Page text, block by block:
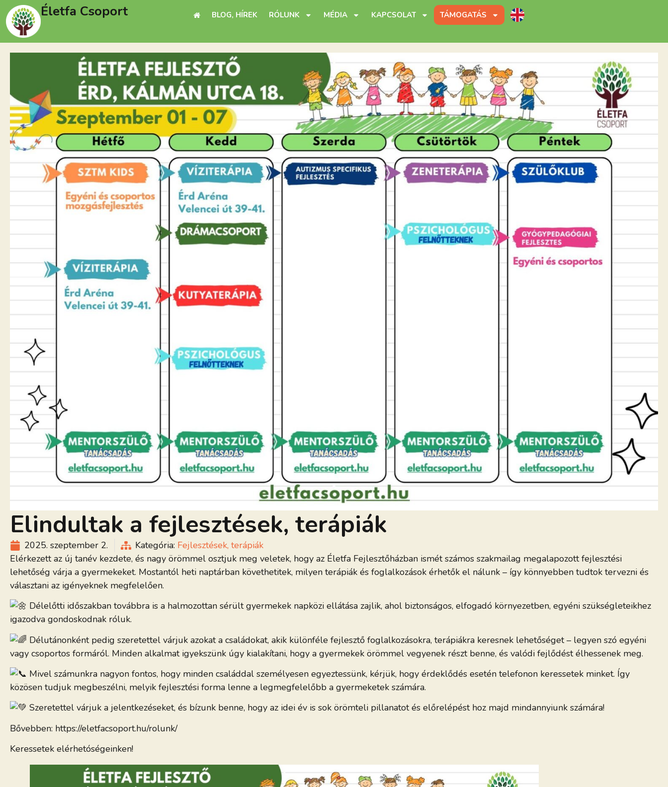
Életfa Csoport BLOG, HÍREK RÓLUNK MÉDIA KAPCSOLAT TÁMOGATÁS
Elindultak a fejlesztések, terápiák
2025. szeptember 2. Kategória: Fejlesztések, terápiák
Elérkezett az új tanév kezdete, és nagy örömmel osztjuk meg veletek, hogy az Életfa Fejlesztőházban ismét számos szakmailag megalapozott fejlesztési
lehetőség várja a gyermekeket. Mostantól heti naptárban követhetitek, milyen terápiák és foglalkozások érhetők el nálunk – így könnyebben tudtok tervezni és
választani az igényeknek megfelelően.
Délelőtti időszakban továbbra is a halmozottan sérült gyermekek napközi ellátása zajlik, ahol biztonságos, elfogadó környezetben, egyéni szükségleteikhez
igazodva gondoskodnak róluk.
Délutánonként pedig szeretettel várjuk azokat a családokat, akik különféle fejlesztő foglalkozásokra, terápiákra keresnek lehetőséget – legyen szó egyéni
vagy csoportos formáról. Minden alkalmat igyekszünk úgy kialakítani, hogy a gyermekek örömmel vegyenek részt benne, és valódi fejlődést élhessenek meg.
Mivel számunkra nagyon fontos, hogy minden családdal személyesen egyeztessünk, kérjük, hogy érdeklődés esetén telefonon keressetek minket. Így
közösen tudjuk megbeszélni, melyik fejlesztési forma lenne a legmegfelelőbb a gyermeketek számára.
Szeretettel várjuk a jelentkezéseket, és bízunk benne, hogy az idei év is sok örömteli pillanatot és előrelépést hoz majd mindannyiunk számára!
Bővebben: https://eletfacsoport.hu/rolunk/
Keressetek elérhetóségeinken!